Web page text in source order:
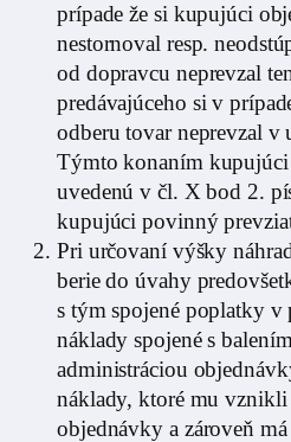
prípade že si kupujúci
nestornoval resp.
od dopravcu neprevzal
predávajúceho si v
odberu tovar neprevzal v
Týmto konaním
uvedenú v čl. X bod 2.
kupujúci povinný
Pri určovaní výšky
berie do úvahy
s tým spojené poplatky v
náklady spojené s
administráciou
náklady, ktoré mu vznikli
objednávky a zároveň